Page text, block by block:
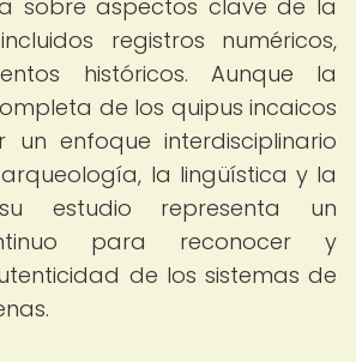
sobre aspectos clave de la
registros numéricos,
históricos. Aunque la
de los quipus incaicos
un enfoque interdisciplinario
la lingüística y la
estudio representa un
para reconocer y
de los sistemas de